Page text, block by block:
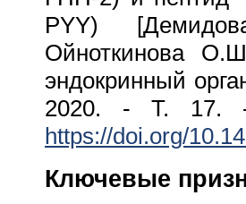
PYY)
Ойноткинова
эндокринный
2020. - Т.
https://doi.org/
Ключевые